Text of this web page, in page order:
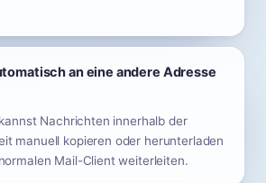
an eine andere Adresse
Nachrichten innerhalb der
manuell kopieren oder herunterladen
Mail-Client weiterleiten.